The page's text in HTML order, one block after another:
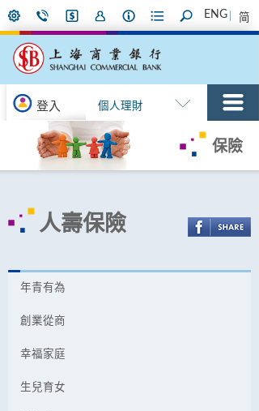
ENG 简
登入 個人理財
保險
人壽保險
年青有為
創業從商
幸福家庭
生兒育女